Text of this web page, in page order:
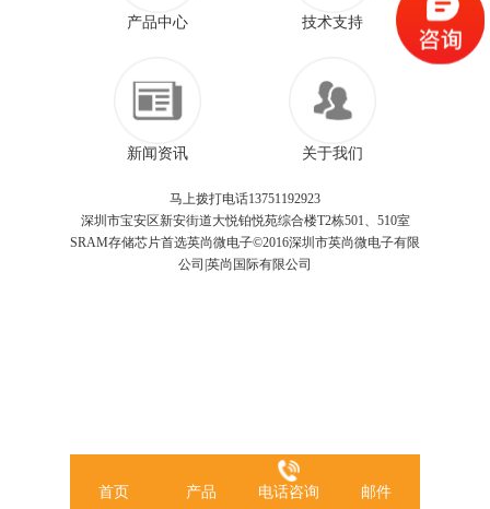
产品中心 技术支持
新闻资讯 关于我们
马上拨打电话13751192923
深圳市宝安区新安街道大悦铂悦苑综合楼T2栋501、510室
SRAM存储芯片首选英尚微电子©2016深圳市英尚微电子有限
公司|英尚国际有限公司
首页 产品 电话咨询 邮件